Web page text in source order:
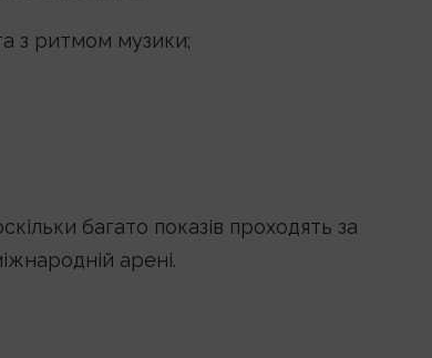
з ритмом музики;
багато показів проходять за
арені.